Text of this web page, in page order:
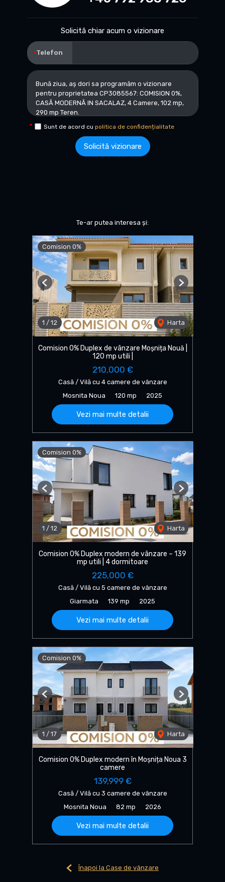
Solicită chiar acum o vizionare
Telefon
Sunt de acord cu politica de confidențialitate
Solicită vizionare
Te-ar putea interesa și:
Comision 0%
1 / 12 Harta
Previous Next
Comision 0% Duplex de vânzare Moșnița Nouă |
120 mp utili |
210,000 €
Casă / Vilă cu 4 camere de vânzare
Mosnita Noua
120 mp 2025
Vezi mai multe detalii
Comision 0%
1 / 12 Harta
Previous Next
Comision 0% Duplex modern de vânzare – 139
mp utili | 4 dormitoare
225,000 €
Casă / Vilă cu 5 camere de vânzare
Giarmata
139 mp 2025
Vezi mai multe detalii
Comision 0%
1 / 17 Harta
Previous Next
Comision 0% Duplex modern în Moșnița Noua 3
camere
139,999 €
Casă / Vilă cu 3 camere de vânzare
Mosnita Noua
82 mp 2026
Vezi mai multe detalii
Înapoi la Case de vânzare